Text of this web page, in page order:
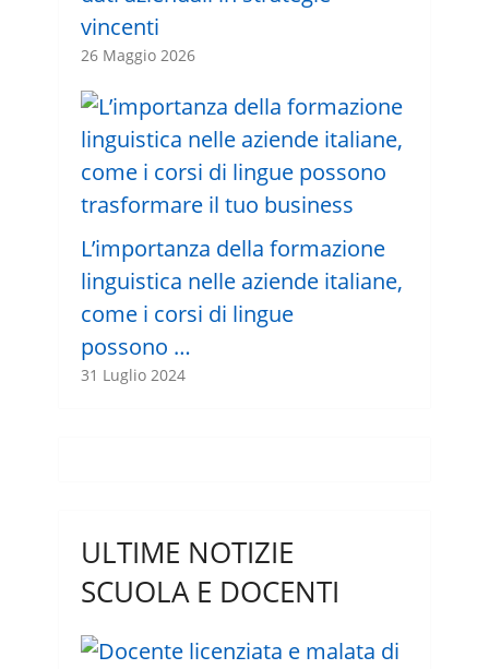
vincenti
26 Maggio 2026
L’importanza della formazione
linguistica nelle aziende italiane,
come i corsi di lingue
possono …
31 Luglio 2024
ULTIME NOTIZIE
SCUOLA E DOCENTI